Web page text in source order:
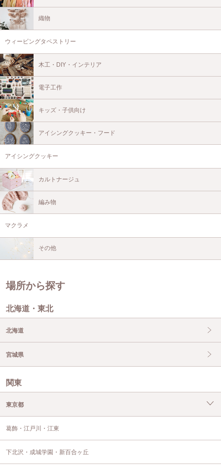
織物
ウィービングタペストリー
木工・DIY・インテリア
電子工作
キッズ・子供向け
アイシングクッキー・フード
アイシングクッキー
カルトナージュ
編み物
マクラメ
その他
場所から探す
北海道・東北
北海道
宮城県
関東
東京都
葛飾・江戸川・江東
下北沢・成城学園・新百合ヶ丘